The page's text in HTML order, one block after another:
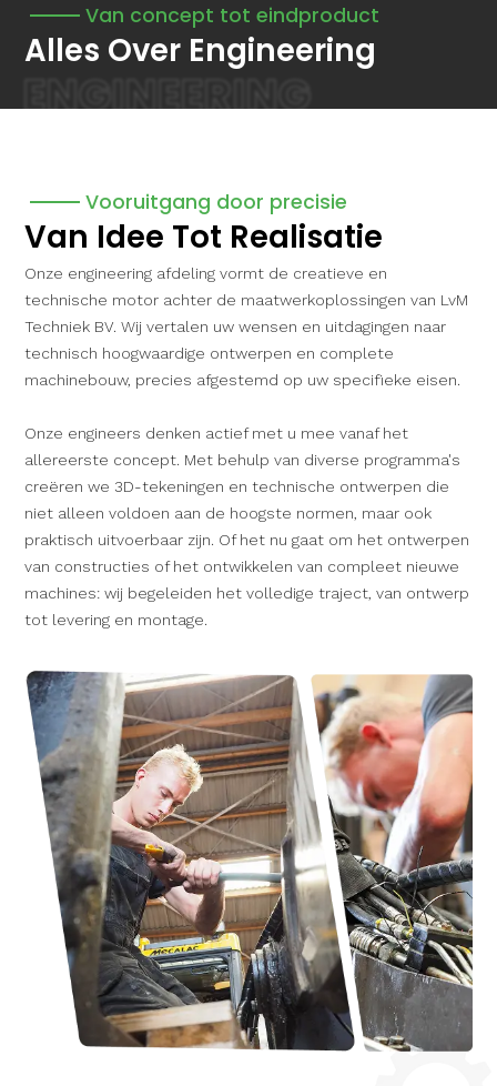
ENGINEERING
Van concept tot eindproduct
Alles Over Engineering
Vooruitgang door precisie
Van Idee Tot Realisatie
Onze engineering afdeling vormt de creatieve en
technische motor achter de maatwerkoplossingen van LvM
Techniek BV. Wij vertalen uw wensen en uitdagingen naar
technisch hoogwaardige ontwerpen en complete
machinebouw, precies afgestemd op uw specifieke eisen.
Onze engineers denken actief met u mee vanaf het
allereerste concept. Met behulp van diverse programma's
creëren we 3D-tekeningen en technische ontwerpen die
niet alleen voldoen aan de hoogste normen, maar ook
praktisch uitvoerbaar zijn. Of het nu gaat om het ontwerpen
van constructies of het ontwikkelen van compleet nieuwe
machines: wij begeleiden het volledige traject, van ontwerp
tot levering en montage.